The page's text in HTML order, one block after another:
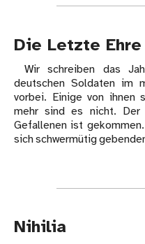
Die Letzte Ehre
Wir schreiben das
deutschen Soldaten im
vorbei. Einige von ihnen
mehr sind es nicht.
Gefallenen ist
sich schwermütig
Nihilia